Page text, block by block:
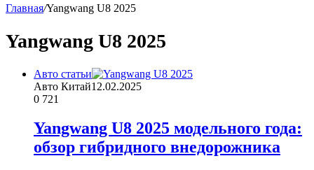
Главная/Yangwang U8 2025
Yangwang U8 2025
Авто статьи
Авто Китай12.02.2025
0 721
Yangwang U8 2025 модельного года:
обзор гибридного внедорожника